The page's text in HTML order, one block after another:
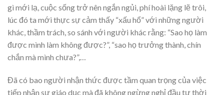
gì mới lạ, cuộc sống trở nên ngắn ngủi, phí hoài lặng lẽ trôi,
lúc đó ta mới thực sự cảm thấy “xấu hổ” với những người
khác, thầm trách, so sánh với người khác rằng: “Sao họ làm
được mình làm không được?”, “sao họ trưởng thành, chín
chắn mà mình chưa?”,…
Đã có bao người nhận thức được tầm quan trọng của việc
tiếp nhận sự giáo dục mà đã không ngừng nghỉ đầu tư thời